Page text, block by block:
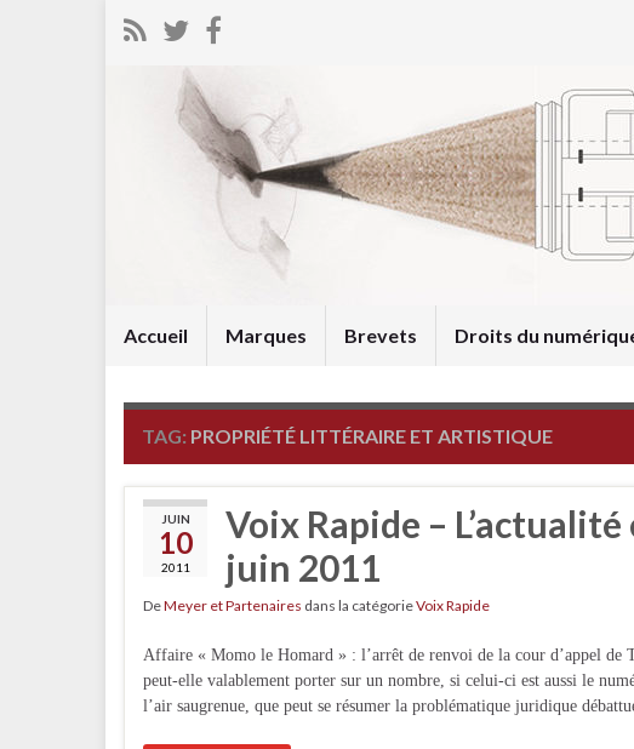
Accueil Marques Brevets Droits du
TAG: PROPRIÉTÉ LITTÉRAIRE ET ARTISTIQUE
JUIN
10
2011
Voix Rapide –
juin 2011
DeMeyer et Partenaires dans la catégorieVoix Rapide
Affaire « Momo le Homard » : l’arrêt de renvoi de la cour d’appel de
peut-elle valablement porter sur un nombre, si celui-ci est aussi le
l’air saugrenue, que peut se résumer la problématique juridique